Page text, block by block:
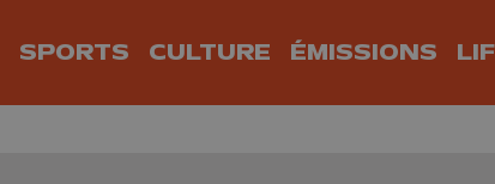
SPORTS CULTURE ÉMISSIONS